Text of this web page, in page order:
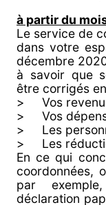
à partir du
Le service de
dans votre
décembre
à savoir que
être corrigés
> Vos
> Vos
> Les
> Les
En ce qui
coordonnées,
par
déclaration